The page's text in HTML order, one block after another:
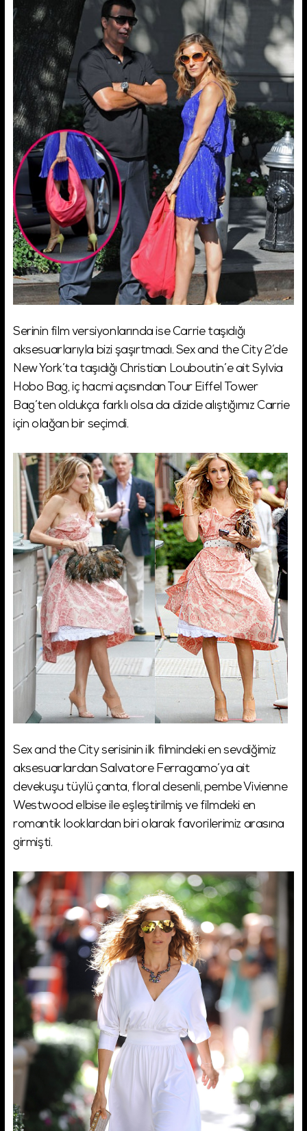
Serinin film versiyonlarında ise Carrie taşıdığı
aksesuarlarıyla bizi şaşırtmadı. Sex and the City 2’de
New York’ta taşıdığı Christian Louboutin’e ait Sylvia
Hobo Bag, iç hacmi açısından Tour Eiffel Tower
Bag’ten oldukça farklı olsa da dizide alıştığımız Carrie
için olağan bir seçimdi.
Sex and the City serisinin ilk filmindeki en sevdiğimiz
aksesuarlardan Salvatore Ferragamo’ya ait
devekuşu tüylü çanta, floral desenli, pembe Vivienne
Westwood elbise ile eşleştirilmiş ve filmdeki en
romantik looklardan biri olarak favorilerimiz arasına
girmişti.